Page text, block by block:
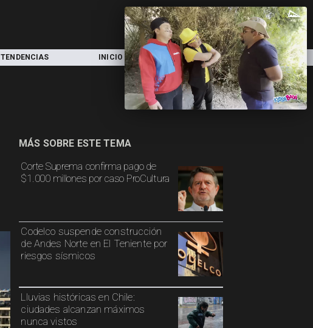
TENDENCIAS INICIO LOCAL NACIONAL
Corte Suprema confirma pago de
$1.000 millones por caso ProCultura
Codelco suspende construcción
de Andes Norte en El Teniente por
riesgos sísmicos
Lluvias históricas en Chile:
ciudades alcanzan máximos
nunca vistos
MÁS SOBRE ESTE TEMA